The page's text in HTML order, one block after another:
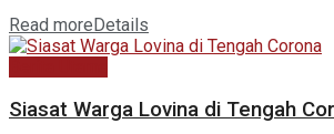
Read moreDetails
Siasat Warga Lovina di Tengah